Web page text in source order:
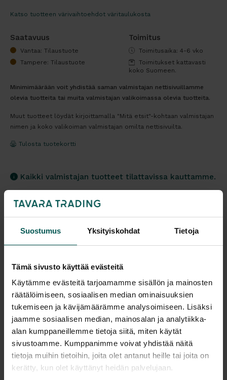
Suostumus Yksityiskohdat Tietoja
Tämä sivusto käyttää evästeitä
Käytämme evästeitä tarjoamamme sisällön ja mainosten
räätälöimiseen, sosiaalisen median ominaisuuksien
tukemiseen ja kävijämäärämme analysoimiseen. Lisäksi
jaamme sosiaalisen median, mainosalan ja analytiikka-
alan kumppaneillemme tietoja siitä, miten käytät
sivustoamme. Kumppanimme voivat yhdistää näitä
tietoja muihin tietoihin, joita olet antanut heille tai joita on
kerätty, kun olet käyttänyt heidän palvelujaan.
Katso tuotteen värivaihtoehdot väritaulukosta
Saatavuus
Vantaa: Tilaustuote
Tampere: Tilaustuote
Toimitus
Toimitusaika: 4-6 vko
Toimitukset kattavasti
koko Suomeen.
Minimimäärään voit yhdistää saman valmistajan nettisivuillamme
olevia tuotteita tai muita valmistajan valikoimassa olevia tuotteita.
Muut tuotteet löydät kirjoittamalla "Mitä etsit"-kohtaan valmistajan
nimen ja koko valikoiman valmistajan omilta nettisivuilta.
Tulosta tuotekortti
Kaikki valmistajan tuotteet tilattavissa kauttamme.
Tuotekuvaus
VERMOBIL DAISY pöytä on keraamisen kantensa
ansiosta ihanteellinen, kun vaaditaan
mahdollisimman hyvää hygieniaa ja kestävyyttä.
Saatavissa monissa eri väreissä.
Pöydän korkeus 75 cm. Halkaisija Ø 120 cm. Paino
49 kg.
Materiaali: Galvanoitu teräs. Keraaminen kansi.
Lisätiedot